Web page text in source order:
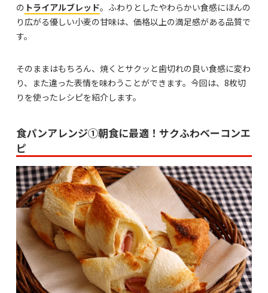
の トライアルブレッド。ふわりとしたやわらかい食感にほんの
り広がる優しい小麦の甘味は、価格以上の満足感がある品質で
す。
そのままはもちろん、焼くとサクッと歯切れの良い食感に変わ
り、また違った表情を味わうことができます。今回は、8枚切
りを使ったレシピを紹介します。
食パンアレンジ①朝食に最適！サクふわベーコンエ
ピ